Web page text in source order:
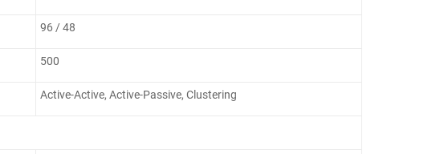
96 / 48
500
Active-Active, Active-Passive, Clustering